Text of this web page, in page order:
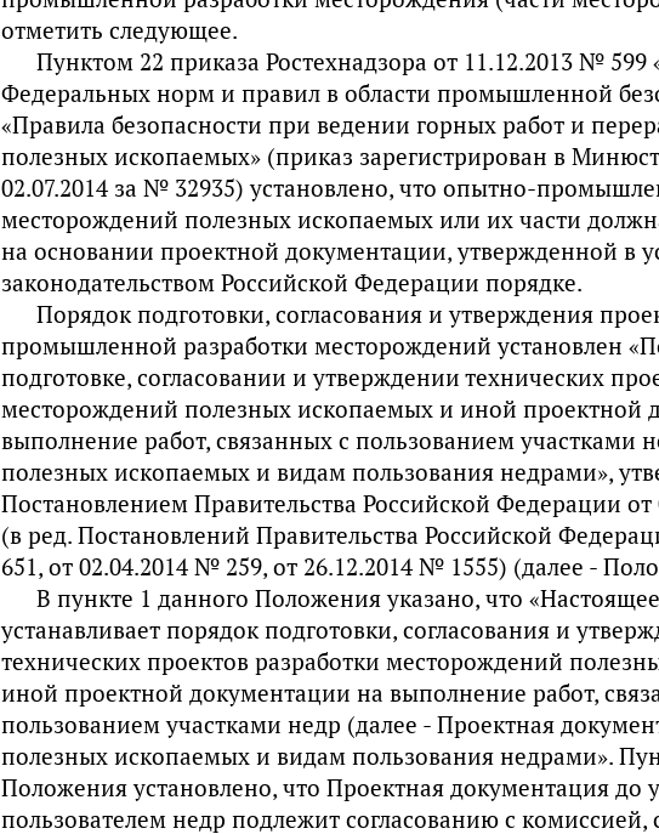
отметить следующее.
Пунктом 22 приказа Ростехнадзора от 11.12.2013 №
Федеральных норм и правил в области промышленной
«Правила безопасности при ведении горных работ и
полезных ископаемых» (приказ зарегистрирован в
02.07.2014 за № 32935) установлено, что опытно-
месторождений полезных ископаемых или их части
на основании проектной документации, утвержденной в
законодательством Российской Федерации порядке.
Порядок подготовки, согласования и утверждения
промышленной разработки месторождений установлен
подготовке, согласовании и утверждении технических
месторождений полезных ископаемых и иной проектной
выполнение работ, связанных с пользованием участками
полезных ископаемых и видам пользования недрами»,
Постановлением Правительства Российской Федерации
(в ред. Постановлений Правительства Российской
651, от 02.04.2014 № 259, от 26.12.2014 № 1555) (далее -
В пункте 1 данного Положения указано, что
устанавливает порядок подготовки, согласования и
технических проектов разработки месторождений
иной проектной документации на выполнение работ,
пользованием участками недр (далее - Проектная
полезных ископаемых и видам пользования недрами».
Положения установлено, что Проектная документация до
пользователем недр подлежит согласованию с комиссией,